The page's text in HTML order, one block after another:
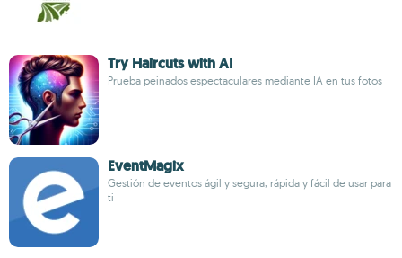
Try Haircuts with AI
Prueba peinados espectaculares mediante IA en tus fotos
EventMagix
Gestión de eventos ágil y segura, rápida y fácil de usar para
ti